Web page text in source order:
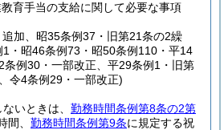
育手当の支給に関して必要な事項
加、昭35条例37・旧第21条の2繰
1・昭46条例73・昭50条例110・平14
条例30・一部改正、平29条例1・旧第
令4条例29・一部改正)
いときは、 勤務時間条例第8条の2第
間、 勤務時間条例第9条に規定する祝